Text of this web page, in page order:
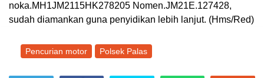
noka.MH1JM2115HK278205 Nomen.JM21E.127428,
sudah diamankan guna penyidikan lebih lanjut. (Hms/Red)
Pencurian motor Polsek Palas